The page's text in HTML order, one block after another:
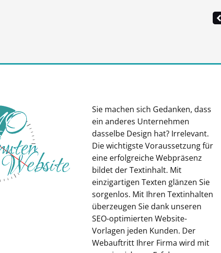
Sie machen sich Gedanken, dass
ein anderes Unternehmen
dasselbe Design hat? Irrelevant.
Die wichtigste Voraussetzung für
eine erfolgreiche Webpräsenz
bildet der Textinhalt. Mit
einzigartigen Texten glänzen Sie
sorgenlos. Mit Ihren Textinhalten
überzeugen Sie dank unseren
SEO-optimierten Website-
Vorlagen jeden Kunden. Der
Webauftritt Ihrer Firma wird mit